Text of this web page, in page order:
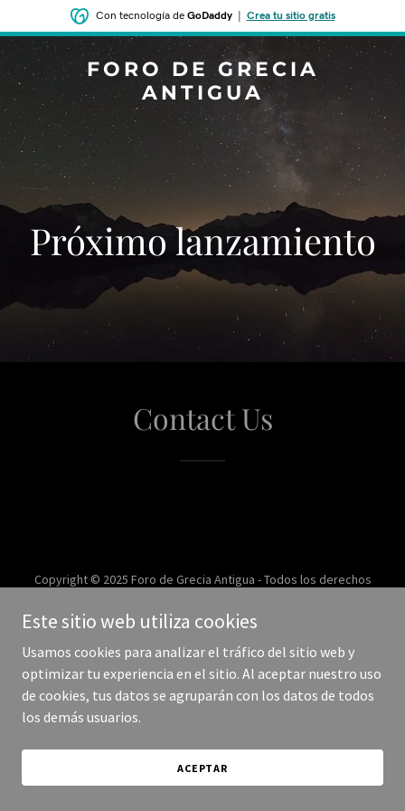
Con tecnología de GoDaddy| Crea tu sitio gratis
FORO DE GRECIA
ANTIGUA
‌‌Próximo lanzamiento
Contact Us
Copyright © 2025 Foro de Grecia Antigua - Todos los derechos
Este sitio web utiliza cookies
Usamos cookies para analizar el tráfico del sitio web y
optimizar tu experiencia en el sitio. Al aceptar nuestro uso
de cookies, tus datos se agruparán con los datos de todos
los demás usuarios.
ACEPTAR